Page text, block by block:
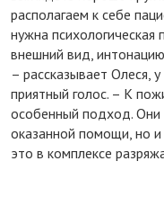
располагаем к себе
нужна
внешний вид,
– рассказывает Олеся,
приятный голос. – К
особенный подход. Они
оказанной помощи, но и
это в комплексе